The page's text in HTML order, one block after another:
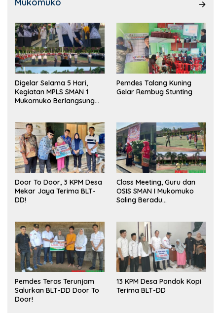
Mukomuko
Digelar Selama 5 Hari,
Kegiatan MPLS SMAN 1
Mukomuko Berlangsung
Pemdes Talang Kuning
Gelar Rembug Stunting
Door To Door, 3 KPM Desa
Mekar Jaya Terima BLT-
DD!
Class Meeting, Guru dan
OSIS SMAN I Mukomuko
Saling Beradu
Pemdes Teras Terunjam
Salurkan BLT-DD Door To
Door!
13 KPM Desa Pondok Kopi
Terima BLT-DD